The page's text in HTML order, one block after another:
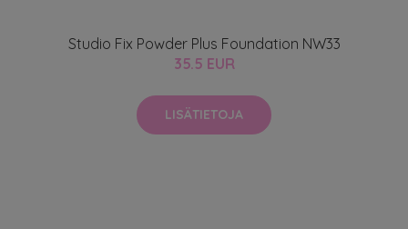
Studio Fix Powder Plus Foundation NW33
35.5 EUR
LISÄTIETOJA